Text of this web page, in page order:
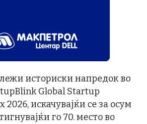
историски напредок во
Global Startup
2026, искачувајќи се за осум
го 70. место во